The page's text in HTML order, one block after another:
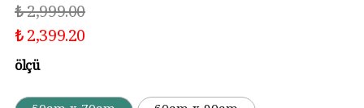
₺ 2,999.00
₺ 2,399.20
ölçü